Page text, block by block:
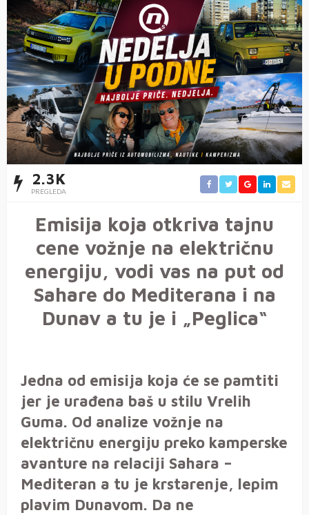
2.3K
PREGLEDA
Emisija koja otkriva tajnu
cene vožnje na električnu
energiju, vodi vas na put od
Sahare do Mediterana i na
Dunav a tu je i „Peglica“
Jedna od emisija koja će se pamtiti
jer je urađena baš u stilu Vrelih
Guma. Od analize vožnje na
električnu energiju preko kamperske
avanture na relaciji Sahara –
Mediteran a tu je krstarenje, lepim
plavim Dunavom. Da ne